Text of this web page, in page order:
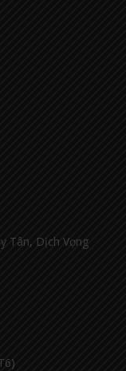
Tân, Dịch Vọng